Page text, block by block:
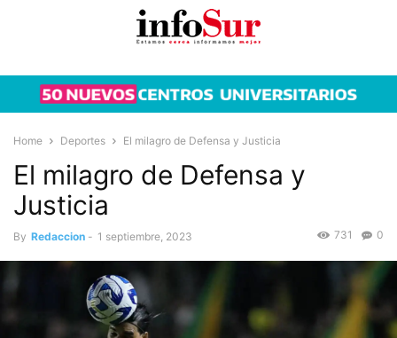
Home Deportes El milagro de Defensa y Justicia
El milagro de Defensa y
Justicia
By Redaccion - 1 septiembre, 2023 0
731